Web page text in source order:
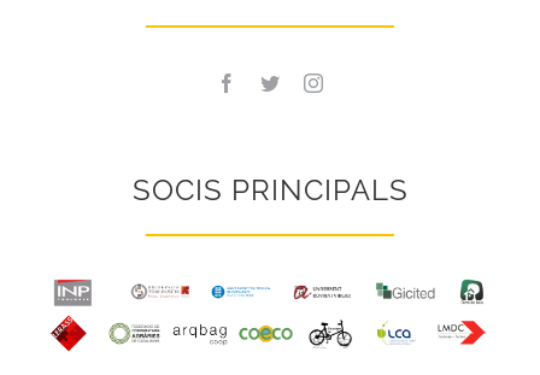
SOCIS PRINCIPALS